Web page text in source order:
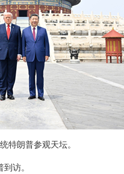
特朗普参观天坛。
访。